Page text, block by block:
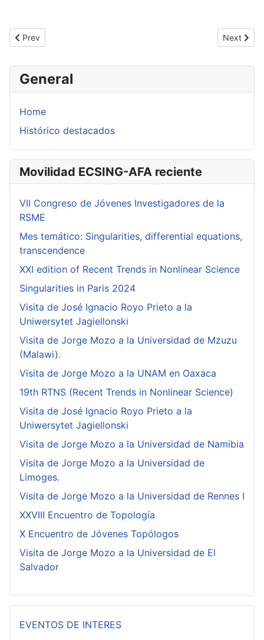
General
Home
Histórico destacados
Movilidad ECSING-AFA reciente
VII Congreso de Jóvenes Investigadores de la
RSME
Mes temático: Singularities, differential equations,
transcendence
XXI edition of Recent Trends in Nonlinear Science
Singularities in Paris 2024
Visita de José Ignacio Royo Prieto a la
Uniwersytet Jagiellonski
Visita de Jorge Mozo a la Universidad de Mzuzu
(Malawi).
Visita de Jorge Mozo a la UNAM en Oaxaca
19th RTNS (Recent Trends in Nonlinear Science)
Visita de José Ignacio Royo Prieto a la
Uniwersytet Jagiellonski
Visita de Jorge Mozo a la Universidad de Namibia
Visita de Jorge Mozo a la Universidad de
Limoges.
Visita de Jorge Mozo a la Universidad de Rennes I
XXVIII Encuentro de Topología
X Encuentro de Jóvenes Topólogos
Visita de Jorge Mozo a la Universidad de El
Salvador
EVENTOS DE INTERES
Previous article: SIM 130
Prev Next
Next